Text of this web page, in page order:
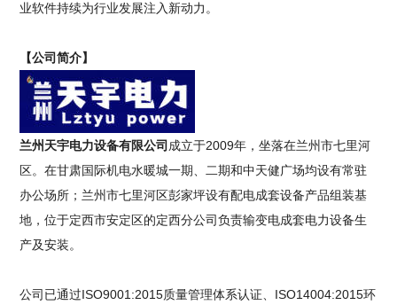
业软件持续为行业发展注入新动力。
【公司简介】
兰州天宇电力设备有限公司 成立于2009年，坐落在兰州市七里河
区。在甘肃国际机电水暖城一期、二期和中天健广场均设有常驻
办公场所；兰州市七里河区彭家坪设有配电成套设备产品组装基
地，位于定西市安定区的定西分公司负责输变电成套电力设备生
产及安装。
公司已通过ISO9001:2015质量管理体系认证、ISO14004:2015环